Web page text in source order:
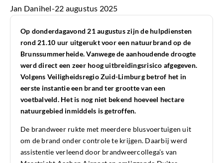
Jan Danihel-22 augustus 2025
Op donderdagavond 21 augustus zijn de hulpdiensten
rond 21.10 uur uitgerukt voor een natuurbrand op de
Brunssummerheide. Vanwege de aanhoudende droogte
werd direct een zeer hoog uitbreidingsrisico afgegeven.
Volgens Veiligheidsregio Zuid-Limburg betrof het in
eerste instantie een brand ter grootte van een
voetbalveld. Het is nog niet bekend hoeveel hectare
natuurgebied inmiddels is getroffen.
De brandweer rukte met meerdere blusvoertuigen uit
om de brand onder controle te krijgen. Daarbij werd
assistentie verleend door brandweercollega’s van